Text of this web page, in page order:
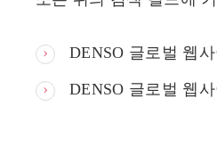
DENSO 글로벌 웹
DENSO 글로벌 웹